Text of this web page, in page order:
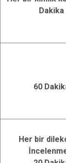
Dakika
60
Her bir